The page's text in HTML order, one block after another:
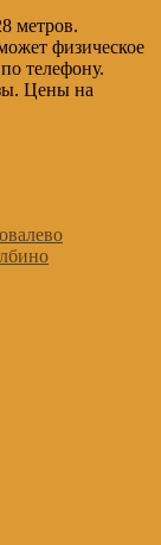
метров.
физическое
телефону.
Цены на